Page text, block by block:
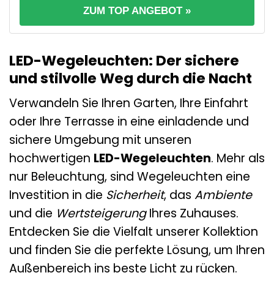
ZUM TOP ANGEBOT »
LED-Wegeleuchten: Der sichere
und stilvolle Weg durch die Nacht
Verwandeln Sie Ihren Garten, Ihre Einfahrt
oder Ihre Terrasse in eine einladende und
sichere Umgebung mit unseren
hochwertigen LED-Wegeleuchten. Mehr als
nur Beleuchtung, sind Wegeleuchten eine
Investition in die Sicherheit, das Ambiente
und die WertsteigerungIhres Zuhauses.
Entdecken Sie die Vielfalt unserer Kollektion
und finden Sie die perfekte Lösung, um Ihren
Außenbereich ins beste Licht zu rücken.